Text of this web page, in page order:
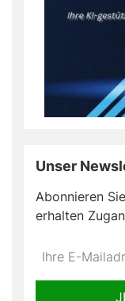
Unser
Abonnieren
erhalten
Do
*Ihre